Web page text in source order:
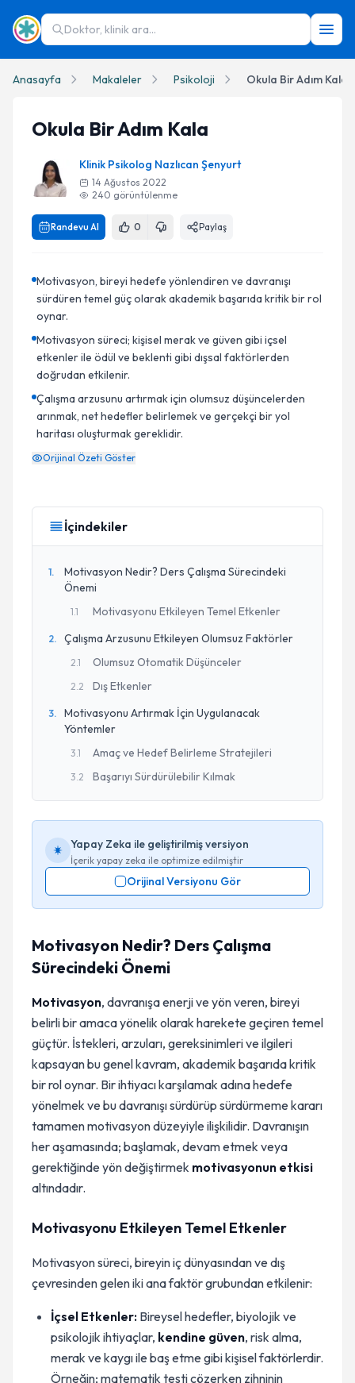
Doktor, klinik ara...
Anasayfa Makaleler Psikoloji Okula Bir Adım Kala
Okula Bir Adım Kala
Klinik Psikolog Nazlıcan Şenyurt
14 Ağustos 2022
240 görüntülenme
Randevu Al 0 Paylaş
Motivasyon, bireyi hedefe yönlendiren ve davranışı
sürdüren temel güç olarak akademik başarıda kritik bir rol
oynar.
Motivasyon süreci; kişisel merak ve güven gibi içsel
etkenler ile ödül ve beklenti gibi dışsal faktörlerden
doğrudan etkilenir.
Çalışma arzusunu artırmak için olumsuz düşüncelerden
arınmak, net hedefler belirlemek ve gerçekçi bir yol
haritası oluşturmak gereklidir.
Orijinal Özeti Göster
İçindekiler
1.
Motivasyon Nedir? Ders Çalışma Sürecindeki
Önemi
1.1 Motivasyonu Etkileyen Temel Etkenler
2. Çalışma Arzusunu Etkileyen Olumsuz Faktörler
2.1 Olumsuz Otomatik Düşünceler
2.2 Dış Etkenler
3.
Motivasyonu Artırmak İçin Uygulanacak
Yöntemler
3.1 Amaç ve Hedef Belirleme Stratejileri
3.2 Başarıyı Sürdürülebilir Kılmak
Yapay Zeka ile geliştirilmiş versiyon
İçerik yapay zeka ile optimize edilmiştir
Orijinal Versiyonu Gör
Motivasyon Nedir? Ders Çalışma
Sürecindeki Önemi
Motivasyon, davranışa enerji ve yön veren, bireyi
belirli bir amaca yönelik olarak harekete geçiren temel
güçtür. İstekleri, arzuları, gereksinimleri ve ilgileri
kapsayan bu genel kavram, akademik başarıda kritik
bir rol oynar. Bir ihtiyacı karşılamak adına hedefe
yönelmek ve bu davranışı sürdürüp sürdürmeme kararı
tamamen motivasyon düzeyiyle ilişkilidir. Davranışın
her aşamasında; başlamak, devam etmek veya
gerektiğinde yön değiştirmek motivasyonun etkisi
altındadır.
Motivasyonu Etkileyen Temel Etkenler
Motivasyon süreci, bireyin iç dünyasından ve dış
çevresinden gelen iki ana faktör grubundan etkilenir:
İçsel Etkenler: Bireysel hedefler, biyolojik ve
psikolojik ihtiyaçlar, kendine güven, risk alma,
merak ve kaygı ile baş etme gibi kişisel faktörlerdir.
Örneğin; matematik testi çözerken zihninin